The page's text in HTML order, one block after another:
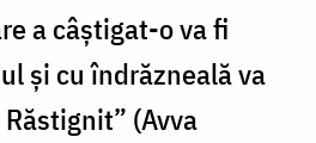
a câștigat-o va fi
și cu îndrăzneală va
(Avva